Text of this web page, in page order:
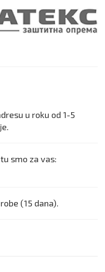
u roku od 1-5
smo za vas:
(15 dana).